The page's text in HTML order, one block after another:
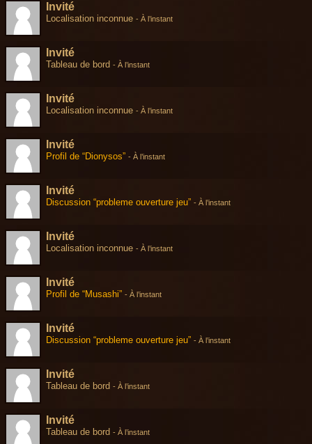
Invité
Localisation inconnue - À l’instant
Invité
Tableau de bord - À l’instant
Invité
Localisation inconnue - À l’instant
Invité
Profil de “Dionysos” - À l’instant
Invité
Discussion “probleme ouverture jeu” - À l’instant
Invité
Localisation inconnue - À l’instant
Invité
Profil de “Musashi” - À l’instant
Invité
Discussion “probleme ouverture jeu” - À l’instant
Invité
Tableau de bord - À l’instant
Invité
Tableau de bord - À l’instant